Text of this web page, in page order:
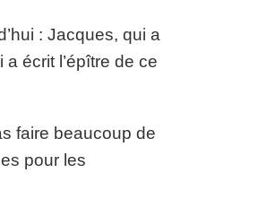
: Jacques, qui a
écrit l’épître de ce
faire beaucoup de
pour les